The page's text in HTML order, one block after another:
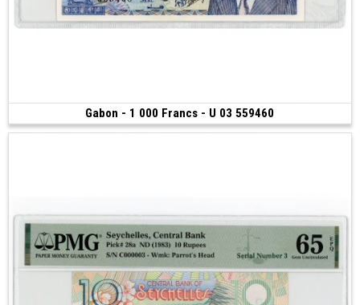
Gabon - 1 000 Francs - U 03 559460